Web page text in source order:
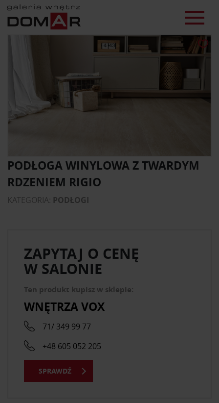
PODŁOGA WINYLOWA Z TWARDYM
RDZENIEM RIGIO
KATEGORIA: PODŁOGI
ZAPYTAJ O CENĘ
W SALONIE
Ten produkt kupisz w sklepie:
WNĘTRZA VOX
71/ 349 99 77
+48 605 052 205
SPRAWDŹ